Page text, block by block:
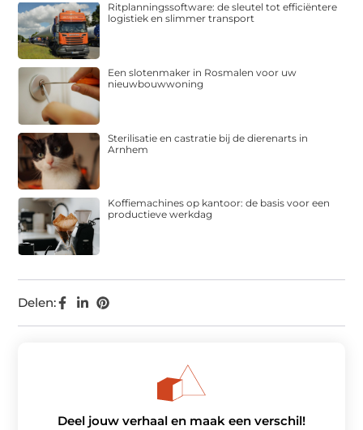
Delen:
Ritplanningssoftware: de sleutel tot efficiëntere
logistiek en slimmer transport
Een slotenmaker in Rosmalen voor uw
nieuwbouwwoning
Sterilisatie en castratie bij de dierenarts in
Arnhem
Koffiemachines op kantoor: de basis voor een
productieve werkdag
Deel jouw verhaal en maak een verschil!